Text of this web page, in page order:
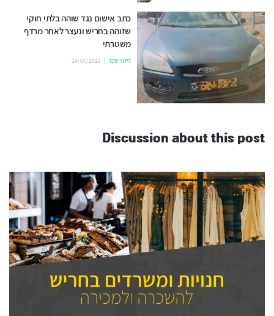
כתב אישום נגד שוהה בלתי חוקי
שזוהה בחריש ונעצר לאחר מרדף
משטרתי
לידור שקד 29/05/2022
Discussion about this post